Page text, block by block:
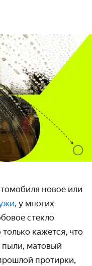
новое или
, у многих
стекло
кажется, что
пыли, матовый
протирки,